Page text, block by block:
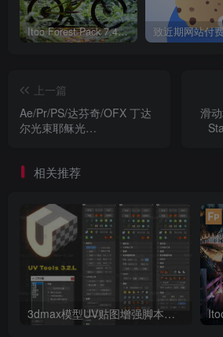
Itoo Forest Pack 7.4.20 森林插件 For 3DSMAX 2014 ~ 2023 汉化永久版
上一篇
Ae/Pr/PS/达芬奇/OFX 丁达
尔光束耶稣光
滑
相关推荐
3dmax模型UV贴图增强脚本插件工具UVTools 3.2L 汉化破解版 For 3dmax2014~2023